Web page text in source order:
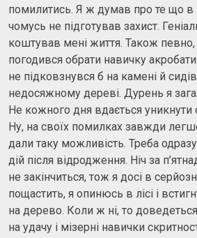
помилитись. Я ж думав про те що в
чомусь не підготував захист.
коштував мені життя. Також певно,
погодився обрати навичку
не підковзнувся б на камені й
недосяжному дереві. Дурень я
Не кожного дня вдається уникнути
Ну, на своїх помилках завжди
дали таку можливість. Треба
дій після відродження. Ніч за
не закінчиться, тож я досі в
пощастить, я опинюсь в лісі і
на дерево. Коли ж ні, то
на удачу і мізерні навички